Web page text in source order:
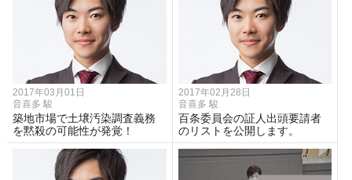
2017年03月01日
音喜多 駿
築地市場で土壌汚染調査義務
を黙殺の可能性が発覚！
2017年02月28日
音喜多 駿
百条委員会の証人出頭要請者
のリストを公開します。